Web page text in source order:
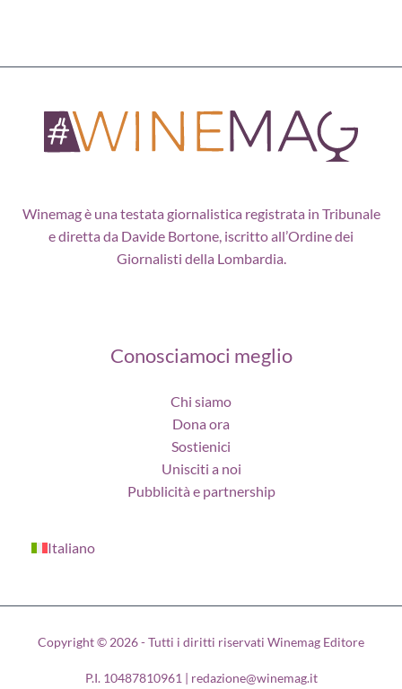
Winemag è una testata giornalistica registrata in Tribunale
e diretta da Davide Bortone, iscritto all’Ordine dei
Giornalisti della Lombardia.
Conosciamoci meglio
Chi siamo
Dona ora
Sostienici
Unisciti a noi
Pubblicità e partnership
Italiano
Copyright © 2026 - Tutti i diritti riservati Winemag Editore
P.I. 10487810961 | redazione@winemag.it